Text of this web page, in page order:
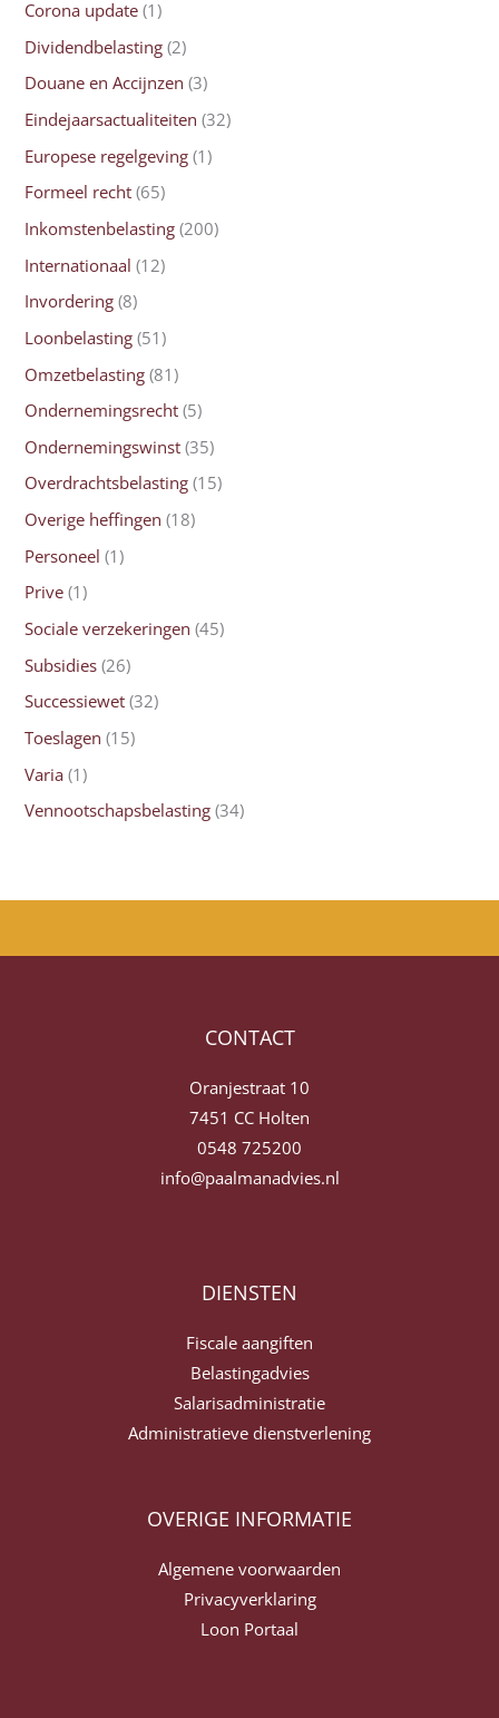
Corona update (1)
Dividendbelasting (2)
Douane en Accijnzen (3)
Eindejaarsactualiteiten (32)
Europese regelgeving (1)
Formeel recht (65)
Inkomstenbelasting (200)
Internationaal (12)
Invordering (8)
Loonbelasting (51)
Omzetbelasting (81)
Ondernemingsrecht (5)
Ondernemingswinst (35)
Overdrachtsbelasting (15)
Overige heffingen (18)
Personeel (1)
Prive (1)
Sociale verzekeringen (45)
Subsidies (26)
Successiewet (32)
Toeslagen (15)
Varia (1)
Vennootschapsbelasting (34)
CONTACT
Oranjestraat 10
7451 CC Holten
0548 725200
info@paalmanadvies.nl
DIENSTEN
Fiscale aangiften
Belastingadvies
Salarisadministratie
Administratieve dienstverlening
OVERIGE INFORMATIE
Algemene voorwaarden
Privacyverklaring
Loon Portaal